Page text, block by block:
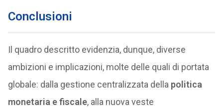
Conclusioni
Il quadro descritto evidenzia, dunque, diverse
ambizioni e implicazioni, molte delle quali di portata
globale: dalla gestione centralizzata della politica
monetaria e fiscale, alla nuova veste